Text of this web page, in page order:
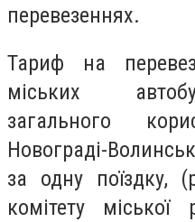
перевезеннях.
Тариф на
міських
загального
Новограді-
за одну поїздку,
комітету